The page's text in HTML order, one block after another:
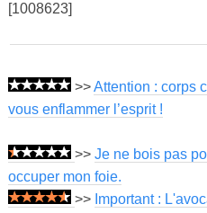
[1008623]
>>Attention : corps
vous enflammer l’esprit !
>> Je ne bois pas
occuper mon foie.
>> Important :